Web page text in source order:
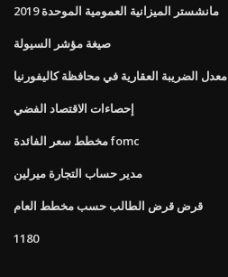
مانشستر الميزانية العمومية الموحدة 2019
صيغة مؤشر السيولة
معدل الضريبة العقارية في محافظة كاليفورنيا
إحصاءات الاقتصاد الفضي
مخطط سعر الفائدة fomc
مدير حساب التجارة ميرلين
قرض قرض الطالب حسب مخطط العام
1180